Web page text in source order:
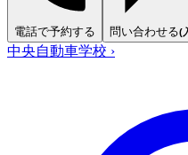
電話で予約する 問い合わせる(
中央自動車学校 ›